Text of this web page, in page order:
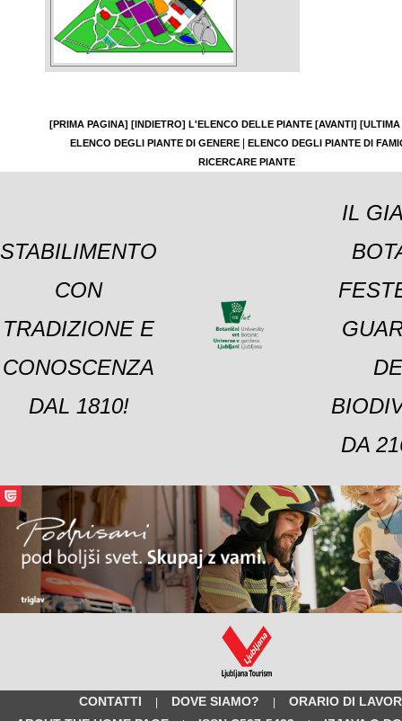
[PRIMA PAGINA] [INDIETRO] L'ELENCO DELLE PIANTE [AVANTI]
ELENCO DEGLI PIANTE DI GENERE
ELENCO DEGLI PIANTE DI
RICERCARE PIANTE
STABILIMENTO
CON
TRADIZIONE E
CONOSCENZA
DAL 1810!
IL
DA
CONTATTI | DOVE SIAMO? |
ORARIO DI